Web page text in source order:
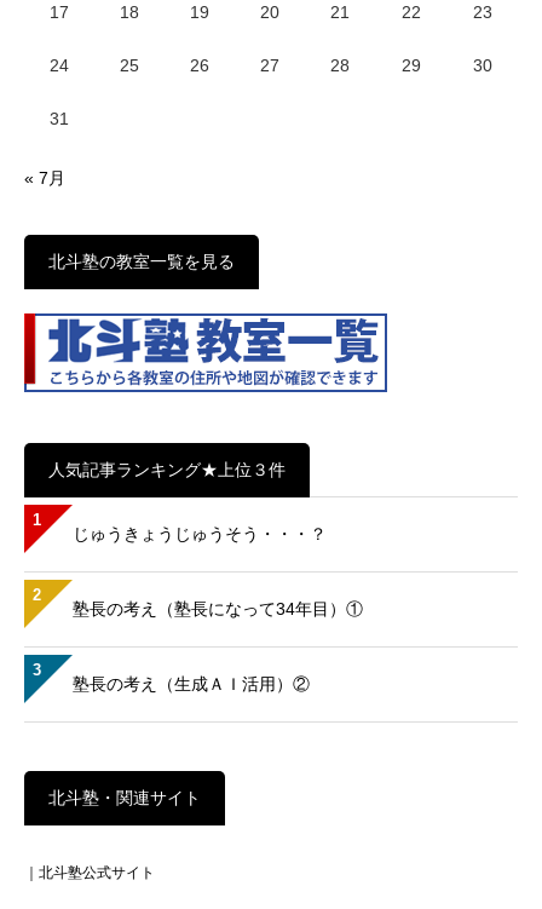
17 18 19 20 21 22 23
24 25 26 27 28 29 30
31
« 7月
北斗塾の教室一覧を見る
人気記事ランキング★上位３件
1
じゅうきょうじゅうそう・・・？
2
塾長の考え（塾長になって34年目）①
3
塾長の考え（生成ＡＩ活用）②
北斗塾・関連サイト
｜北斗塾公式サイト